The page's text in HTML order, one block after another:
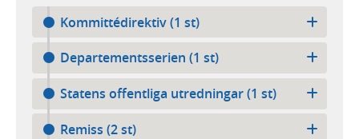
Kommittédirektiv (1 st)
Departementsserien (1 st)
Statens offentliga utredningar (1 st)
Remiss (2 st)